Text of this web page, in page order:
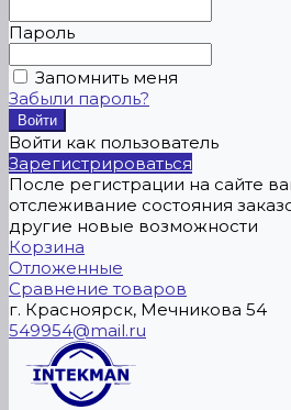
Пароль
Запомнить меня
Забыли пароль?
Войти как пользователь
Зарегистрироваться
После регистрации на сайте
отслеживание состояния
другие новые возможности
Корзина
Отложенные
Сравнение товаров
г. Красноярск, Мечникова 54
549954@mail.ru